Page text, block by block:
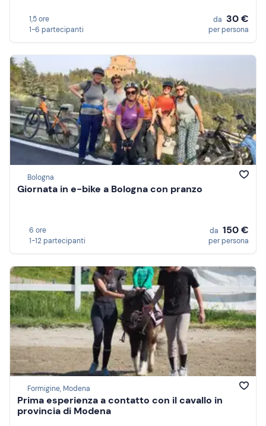
1,5 ore
1-6 partecipanti
da 30 €
per persona
Bologna
Giornata in e-bike a Bologna con pranzo
6 ore
1-12 partecipanti
da 150 €
per persona
Formigine, Modena
Prima esperienza a contatto con il cavallo in
provincia di Modena